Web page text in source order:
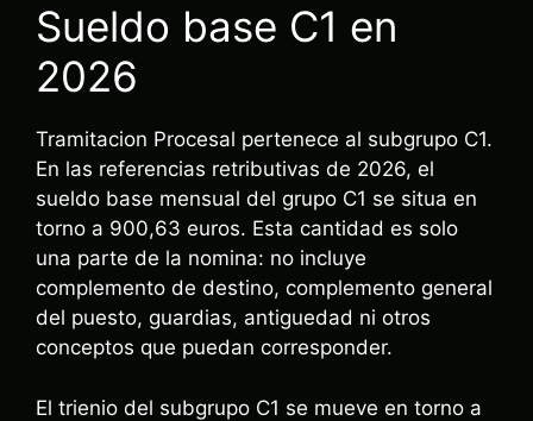
Sueldo base C1 en
2026
Tramitacion Procesal pertenece al subgrupo C1.
En las referencias retributivas de 2026, el
sueldo base mensual del grupo C1 se situa en
torno a 900,63 euros. Esta cantidad es solo
una parte de la nomina: no incluye
complemento de destino, complemento general
del puesto, guardias, antiguedad ni otros
conceptos que puedan corresponder.
El trienio del subgrupo C1 se mueve en torno a